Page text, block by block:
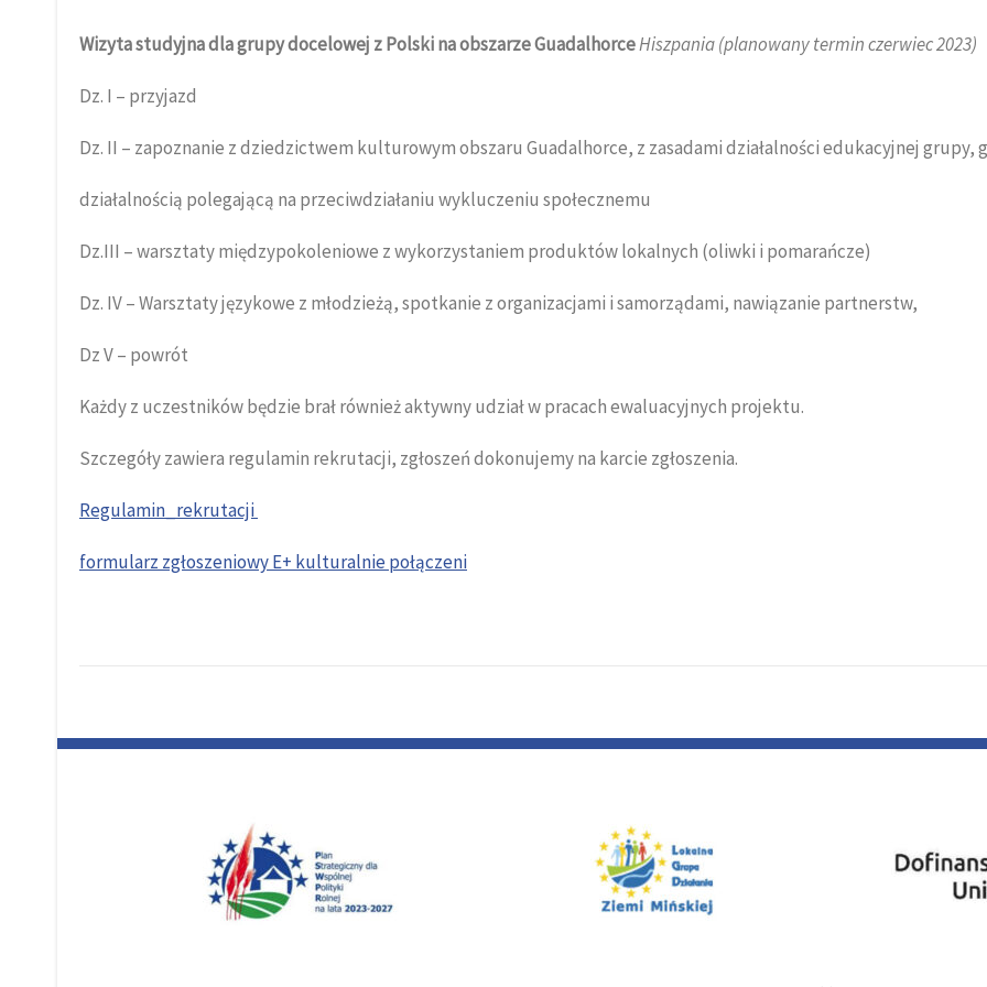
Wizyta studyjna dla grupy docelowej z Polski na obszarze GuadalhorceHiszpania (planowany termin czerwiec 2023)
Dz. I – przyjazd
Dz. II – zapoznanie z dziedzictwem kulturowym obszaru Guadalhorce, z zasadami działalności edukacyjnej grupy,
działalnością polegającą na przeciwdziałaniu wykluczeniu społecznemu
Dz.III – warsztaty międzypokoleniowe z wykorzystaniem produktów lokalnych (oliwki i pomarańcze)
Dz. IV – Warsztaty językowe z młodzieżą, spotkanie z organizacjami i samorządami, nawiązanie partnerstw,
Dz V – powrót
Każdy z uczestników będzie brał również aktywny udział w pracach ewaluacyjnych projektu.
Szczegóły zawiera regulamin rekrutacji, zgłoszeń dokonujemy na karcie zgłoszenia.
Regulamin_rekrutacji
formularz zgłoszeniowy E+ kulturalnie połączeni